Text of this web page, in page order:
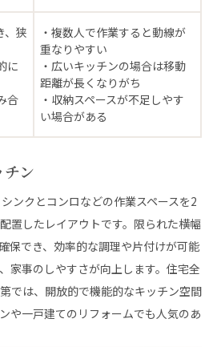
、狭
に
合
・複数人で作業すると動線が
重なりやすい
・広いキッチンの場合は移動
距離が長くなりがち
・収納スペースが不足しやす
い場合がある
ン
ンクとコンロなどの作業スペースを2
置したレイアウトです。限られた横幅
保でき、効率的な調理や片付けが可能
家事のしやすさが向上します。住宅全
では、開放的で機能的なキッチン空間
や一戸建てのリフォームでも人気のあ